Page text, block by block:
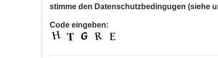
stimme den Datenschutzbedingugen (siehe
Code eingeben: